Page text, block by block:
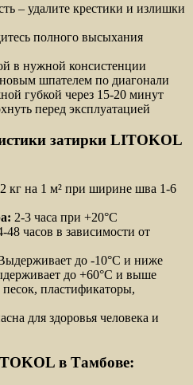
– удалите крестики и излишки
полного высыхания
в нужной консистенции
шпателем по диагонали
губкой через 15-20 минут
перед эксплуатацией
затирки LITOKOL
кг на 1 м² при ширине шва 1-6
2-3 часа при +20°С
48 часов в зависимости от
до -10°С и ниже
до +60°С и выше
пластификаторы,
для здоровья человека и
в Тамбове: